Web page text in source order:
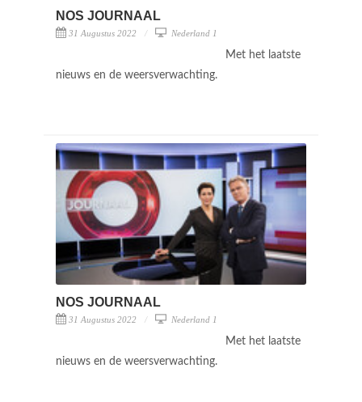
NOS JOURNAAL
31 Augustus 2022 Nederland 1
Met het laatste
nieuws en de weersverwachting.
NOS JOURNAAL
31 Augustus 2022 Nederland 1
Met het laatste
nieuws en de weersverwachting.